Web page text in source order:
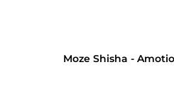
Moze Shisha -